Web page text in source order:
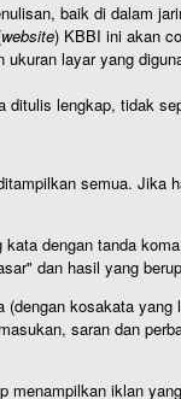
baik di dalam
website) KBBI ini akan
ukuran layar yang
lengkap, tidak
semua.
dengan tanda
dan hasil yang
kosakata
saran dan
iklan